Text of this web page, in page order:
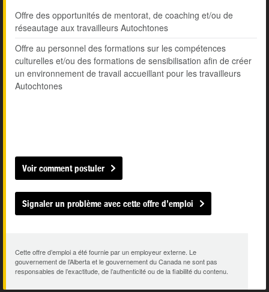
Offre des opportunités de mentorat, de coaching et/ou de
réseautage aux travailleurs Autochtones
Offre au personnel des formations sur les compétences
culturelles et/ou des formations de sensibilisation afin de créer
un environnement de travail accueillant pour les travailleurs
Autochtones
Voir comment postuler
Signaler un problème avec cette offre d’emploi
Cette offre d’emploi a été fournie par un employeur externe. Le
gouvernement de l’Alberta et le gouvernement du Canada ne sont pas
responsables de l’exactitude, de l’authenticité ou de la fiabilité du contenu.